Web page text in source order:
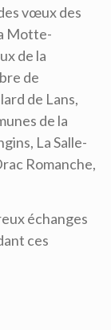
vœux des
Motte-
de la
de
de Lans,
de la
La Salle-
Romanche,
échanges
ces